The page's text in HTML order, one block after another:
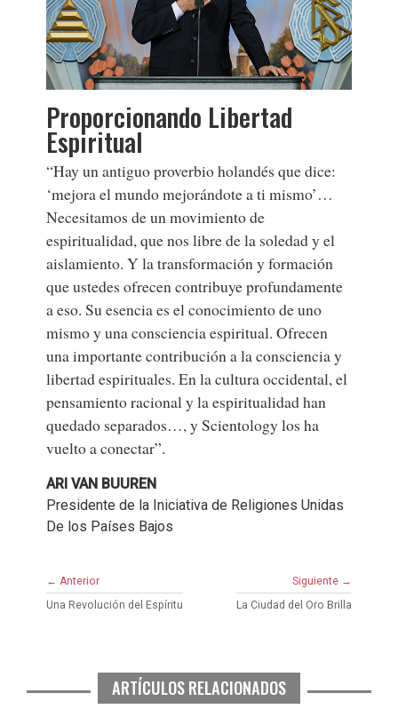
Proporcionando Libertad
Espiritual
“Hay un antiguo proverbio holandés que dice:
‘mejora el mundo mejorándote a ti mismo’…
Necesitamos de un movimiento de
espiritualidad, que nos libre de la soledad y el
aislamiento. Y la transformación y formación
que ustedes ofrecen contribuye profundamente
a eso. Su esencia es el conocimiento de uno
mismo y una consciencia espiritual. Ofrecen
una importante contribución a la consciencia y
libertad espirituales. En la cultura occidental, el
pensamiento racional y la espiritualidad han
quedado separados…, y Scientology los ha
vuelto a conectar”.
ARI VAN BUUREN
Presidente de la Iniciativa de Religiones Unidas
De los Países Bajos
← Anterior
Una Revolución del Espíritu
Siguiente →
La Ciudad del Oro Brilla
ARTÍCULOS RELACIONADOS